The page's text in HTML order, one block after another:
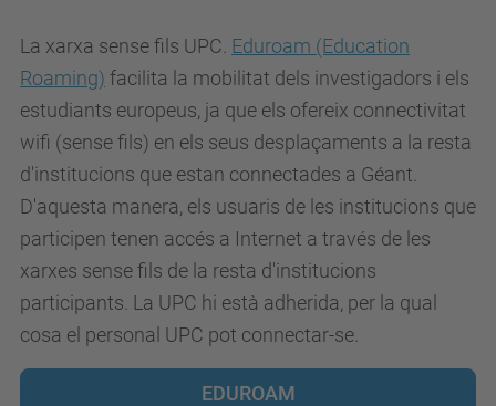
La xarxa sense fils UPC. Eduroam (Education
Roaming) facilita la mobilitat dels investigadors i els
estudiants europeus, ja que els ofereix connectivitat
wifi (sense fils) en els seus desplaçaments a la resta
d'institucions que estan connectades a Géant.
D'aquesta manera, els usuaris de les institucions que
participen tenen accés a Internet a través de les
xarxes sense fils de la resta d'institucions
participants. La UPC hi està adherida, per la qual
cosa el personal UPC pot connectar-se.
EDUROAM